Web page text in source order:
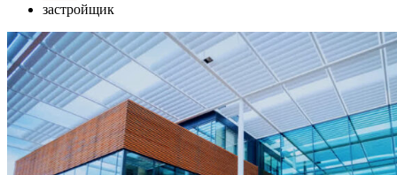
застройщик